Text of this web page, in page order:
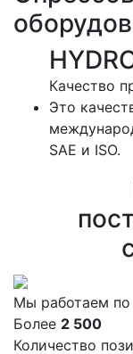
Качество
Это
SAE и ISO.
Мы работаем по
Более 2 500
Количество